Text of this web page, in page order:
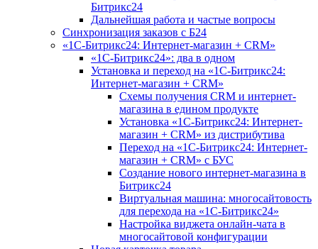
Битрикс24
Дальнейшая работа и частые вопросы
Синхронизация заказов с Б24
«1С-Битрикс24: Интернет-магазин + CRM»
«1С-Битрикс24»: два в одном
Установка и переход на «1С-Битрикс24:
Интернет-магазин + CRM»
Схемы получения CRM и интернет-
магазина в едином продукте
Установка «1С-Битрикс24: Интернет-
магазин + CRM» из дистрибутива
Переход на «1С-Битрикс24: Интернет-
магазин + CRM» с БУС
Создание нового интернет-магазина в
Битрикс24
Виртуальная машина: многосайтовость
для перехода на «1С-Битрикс24»
Настройка виджета онлайн-чата в
многосайтовой конфигурации